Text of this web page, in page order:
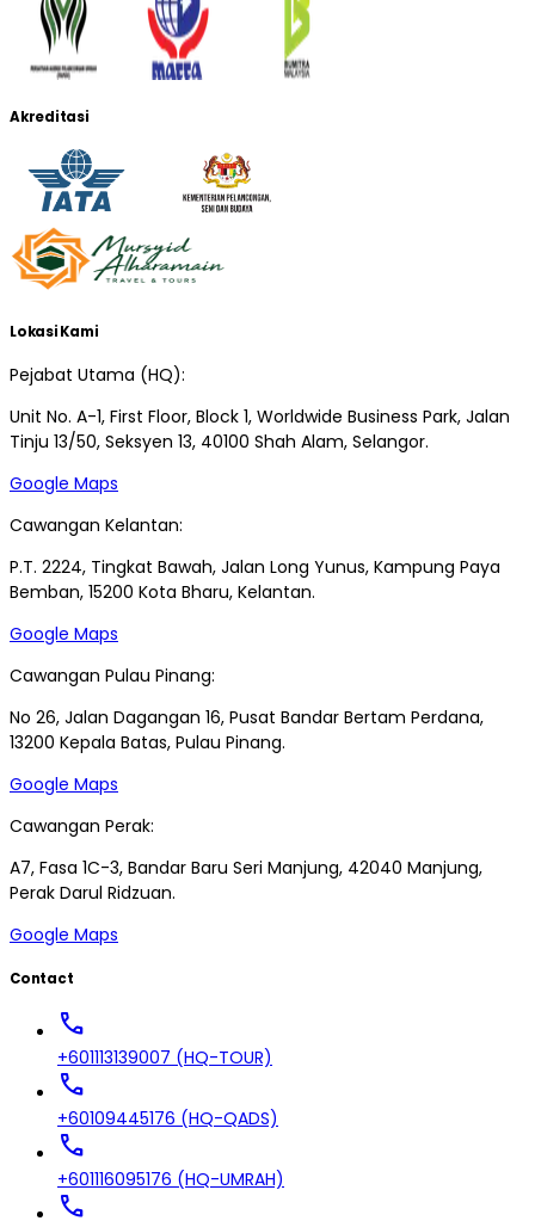
Akreditasi
Lokasi Kami
Pejabat Utama (HQ):
Unit No. A-1, First Floor, Block 1, Worldwide Business Park, Jalan
Tinju 13/50, Seksyen 13, 40100 Shah Alam, Selangor.
Google Maps
Cawangan Kelantan:
P.T. 2224, Tingkat Bawah, Jalan Long Yunus, Kampung Paya
Bemban, 15200 Kota Bharu, Kelantan.
Google Maps
Cawangan Pulau Pinang:
No 26, Jalan Dagangan 16, Pusat Bandar Bertam Perdana,
13200 Kepala Batas, Pulau Pinang.
Google Maps
Cawangan Perak:
A7, Fasa 1C-3, Bandar Baru Seri Manjung, 42040 Manjung,
Perak Darul Ridzuan.
Google Maps
Contact
call
+601113139007 (HQ-TOUR)
call
+60109445176 (HQ-QADS)
call
+601116095176 (HQ-UMRAH)
call